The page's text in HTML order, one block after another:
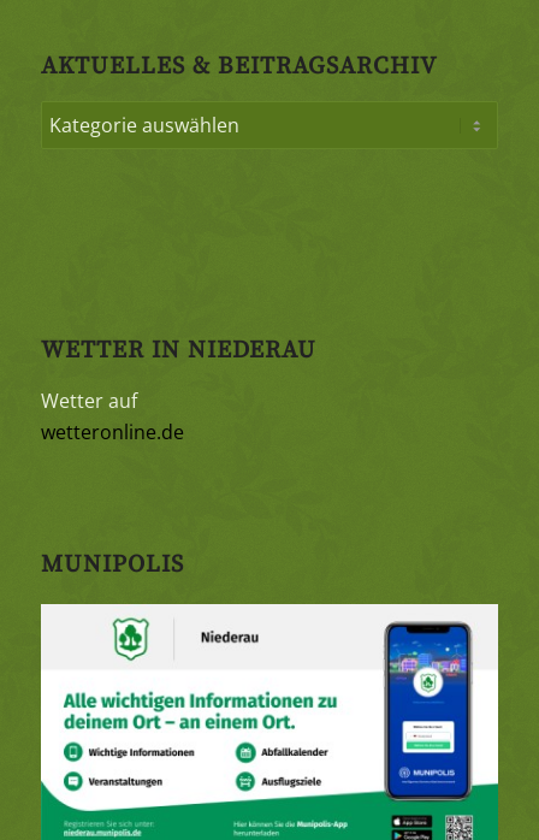
AKTUELLES & BEITRAGSARCHIV
WETTER IN NIEDERAU
Wetter auf
wetteronline.de
MUNIPOLIS